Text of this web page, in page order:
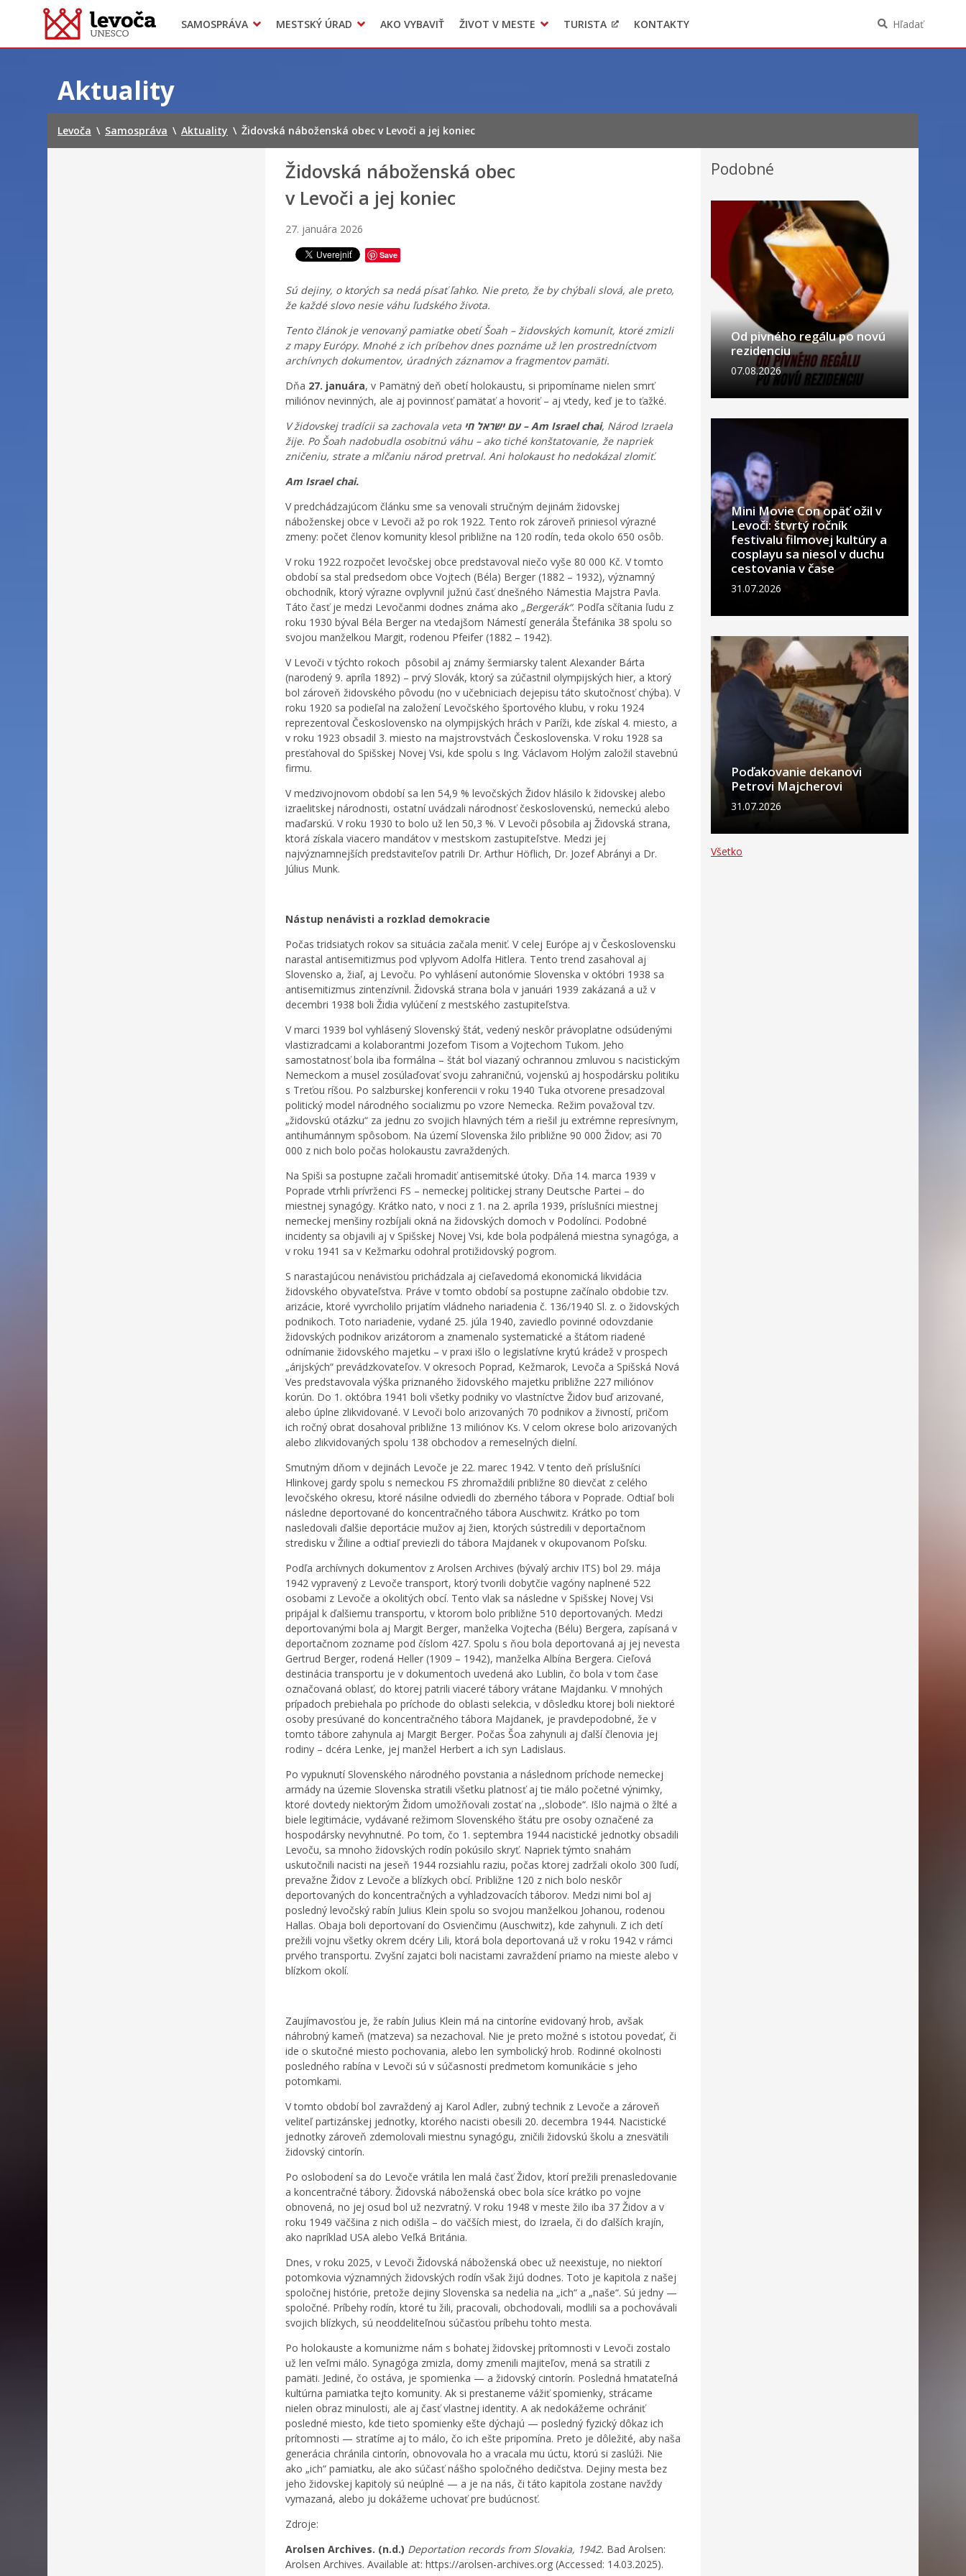
SAMOSPRÁVA
Dokumenty mesta
Transparentné mesto
majetkových pomerov verejného funkcionára
MESTSKÝ ÚRAD
Projekty
Voľba hlavného kontrolóra mesta Levoča
AKO VYBAVIŤ ŽIVOT V MESTE
Doprava
LIMKA
TURISTA KONTAKTY Hľadať
Aktuality
Levoča \ Samospráva \ Aktuality \ Židovská náboženská obec v Levoči a jej koniec
Židovská náboženská obec
v Levoči a jej koniec
27. januára 2026
Save
Sú dejiny, o ktorých sa nedá písať ľahko. Nie preto, že by chýbali slová, ale preto,
že každé slovo nesie váhu ľudského života.
Tento článok je venovaný pamiatke obetí Šoah – židovských komunít, ktoré zmizli
z mapy Európy. Mnohé z ich príbehov dnes poznáme už len prostredníctvom
archívnych dokumentov, úradných záznamov a fragmentov pamäti.
Dňa 27. januára, v Pamätný deň obetí holokaustu, si pripomíname nielen smrť
miliónov nevinných, ale aj povinnosť pamätať a hovoriť – aj vtedy, keď je to ťažké.
V židovskej tradícii sa zachovala veta
עם ישראל חי – Am Israel chai, Národ Izraela
žije. Po Šoah nadobudla osobitnú váhu – ako tiché konštatovanie, že napriek
zničeniu, strate a mlčaniu národ pretrval. Ani holokaust ho nedokázal zlomiť.
Am Israel chai.
V predchádzajúcom článku sme sa venovali stručným dejinám židovskej
náboženskej obce v Levoči až po rok 1922. Tento rok zároveň priniesol výrazné
zmeny: počet členov komunity klesol približne na 120 rodín, teda okolo 650 osôb.
V roku 1922 rozpočet levočskej obce predstavoval niečo vyše 80 000 Kč. V tomto
období sa stal predsedom obce Vojtech (Béla) Berger (1882 – 1932), významný
obchodník, ktorý výrazne ovplyvnil južnú časť dnešného Námestia Majstra Pavla.
Táto časť je medzi Levočanmi dodnes známa ako „Bergerák“. Podľa sčítania ľudu z
roku 1930 býval Béla Berger na vtedajšom Námestí generála Štefánika 38 spolu so
svojou manželkou Margit, rodenou Pfeifer (1882 – 1942).
V Levoči v týchto rokoch pôsobil aj známy šermiarsky talent Alexander Bárta
(narodený 9. apríla 1892) – prvý Slovák, ktorý sa zúčastnil olympijských hier, a ktorý
bol zároveň židovského pôvodu (no v učebniciach dejepisu táto skutočnosť chýba). V
roku 1920 sa podieľal na založení Levočského športového klubu, v roku 1924
reprezentoval Československo na olympijských hrách v Paríži, kde získal 4. miesto, a
v roku 1923 obsadil 3. miesto na majstrovstvách Československa. V roku 1928 sa
presťahoval do Spišskej Novej Vsi, kde spolu s Ing. Václavom Holým založil stavebnú
firmu.
V medzivojnovom období sa len 54,9 % levočských Židov hlásilo k židovskej alebo
izraelitskej národnosti, ostatní uvádzali národnosť československú, nemeckú alebo
maďarskú. V roku 1930 to bolo už len 50,3 %. V Levoči pôsobila aj Židovská strana,
ktorá získala viacero mandátov v mestskom zastupiteľstve. Medzi jej
najvýznamnejších predstaviteľov patrili Dr. Arthur Höflich, Dr. Jozef Abrányi a Dr.
Július Munk.
Nástup nenávisti a rozklad demokracie
Počas tridsiatych rokov sa situácia začala meniť. V celej Európe aj v Československu
narastal antisemitizmus pod vplyvom Adolfa Hitlera. Tento trend zasahoval aj
Slovensko a, žiaľ, aj Levoču. Po vyhlásení autonómie Slovenska v októbri 1938 sa
antisemitizmus zintenzívnil. Židovská strana bola v januári 1939 zakázaná a už v
decembri 1938 boli Židia vylúčení z mestského zastupiteľstva.
V marci 1939 bol vyhlásený Slovenský štát, vedený neskôr právoplatne odsúdenými
vlastizradcami a kolaborantmi Jozefom Tisom a Vojtechom Tukom. Jeho
samostatnosť bola iba formálna – štát bol viazaný ochrannou zmluvou s nacistickým
Nemeckom a musel zosúlaďovať svoju zahraničnú, vojenskú aj hospodársku politiku
s Treťou ríšou. Po salzburskej konferencii v roku 1940 Tuka otvorene presadzoval
politický model národného socializmu po vzore Nemecka. Režim považoval tzv.
„židovskú otázku“ za jednu zo svojich hlavných tém a riešil ju extrémne represívnym,
antihumánnym spôsobom. Na území Slovenska žilo približne 90 000 Židov; asi 70
000 z nich bolo počas holokaustu zavraždených.
Na Spiši sa postupne začali hromadiť antisemitské útoky. Dňa 14. marca 1939 v
Poprade vtrhli prívrženci FS – nemeckej politickej strany Deutsche Partei – do
miestnej synagógy. Krátko nato, v noci z 1. na 2. apríla 1939, príslušníci miestnej
nemeckej menšiny rozbíjali okná na židovských domoch v Podolínci. Podobné
incidenty sa objavili aj v Spišskej Novej Vsi, kde bola podpálená miestna synagóga, a
v roku 1941 sa v Kežmarku odohral protižidovský pogrom.
S narastajúcou nenávisťou prichádzala aj cieľavedomá ekonomická likvidácia
židovského obyvateľstva. Práve v tomto období sa postupne začínalo obdobie tzv.
arizácie, ktoré vyvrcholilo prijatím vládneho nariadenia č. 136/1940 Sl. z. o židovských
podnikoch. Toto nariadenie, vydané 25. júla 1940, zaviedlo povinné odovzdanie
židovských podnikov arizátorom a znamenalo systematické a štátom riadené
odnímanie židovského majetku – v praxi išlo o legislatívne krytú krádež v prospech
„árijských“ prevádzkovateľov. V okresoch Poprad, Kežmarok, Levoča a Spišská Nová
Ves predstavovala výška priznaného židovského majetku približne 227 miliónov
korún. Do 1. októbra 1941 boli všetky podniky vo vlastníctve Židov buď arizované,
alebo úplne zlikvidované. V Levoči bolo arizovaných 70 podnikov a živností, pričom
ich ročný obrat dosahoval približne 13 miliónov Ks. V celom okrese bolo arizovaných
alebo zlikvidovaných spolu 138 obchodov a remeselných dielní.
Smutným dňom v dejinách Levoče je 22. marec 1942. V tento deň príslušníci
Hlinkovej gardy spolu s nemeckou FS zhromaždili približne 80 dievčat z celého
levočského okresu, ktoré násilne odviedli do zberného tábora v Poprade. Odtiaľ boli
následne deportované do koncentračného tábora Auschwitz. Krátko po tom
nasledovali ďalšie deportácie mužov aj žien, ktorých sústredili v deportačnom
stredisku v Žiline a odtiaľ previezli do tábora Majdanek v okupovanom Poľsku.
Podľa archívnych dokumentov z Arolsen Archives (bývalý archiv ITS) bol 29. mája
1942 vypravený z Levoče transport, ktorý tvorili dobytčie vagóny naplnené 522
osobami z Levoče a okolitých obcí. Tento vlak sa následne v Spišskej Novej Vsi
pripájal k ďalšiemu transportu, v ktorom bolo približne 510 deportovaných. Medzi
deportovanými bola aj Margit Berger, manželka Vojtecha (Bélu) Bergera, zapísaná v
deportačnom zozname pod číslom 427. Spolu s ňou bola deportovaná aj jej nevesta
Gertrud Berger, rodená Heller (1909 – 1942), manželka Albína Bergera. Cieľová
destinácia transportu je v dokumentoch uvedená ako Lublin, čo bola v tom čase
označovaná oblasť, do ktorej patrili viaceré tábory vrátane Majdanku. V mnohých
prípadoch prebiehala po príchode do oblasti selekcia, v dôsledku ktorej boli niektoré
osoby presúvané do koncentračného tábora Majdanek, je pravdepodobné, že v
tomto tábore zahynula aj Margit Berger. Počas Šoa zahynuli aj ďalší členovia jej
rodiny – dcéra Lenke, jej manžel Herbert a ich syn Ladislaus.
Po vypuknutí Slovenského národného povstania a následnom príchode nemeckej
armády na územie Slovenska stratili všetku platnosť aj tie málo početné výnimky,
ktoré dovtedy niektorým Židom umožňovali zostať na ,,slobode“. Išlo najmä o žlté a
biele legitimácie, vydávané režimom Slovenského štátu pre osoby označené za
hospodársky nevyhnutné. Po tom, čo 1. septembra 1944 nacistické jednotky obsadili
Levoču, sa mnoho židovských rodín pokúsilo skryť. Napriek týmto snahám
uskutočnili nacisti na jeseň 1944 rozsiahlu raziu, počas ktorej zadržali okolo 300 ľudí,
prevažne Židov z Levoče a blízkych obcí. Približne 120 z nich bolo neskôr
deportovaných do koncentračných a vyhladzovacích táborov. Medzi nimi bol aj
posledný levočský rabín Julius Klein spolu so svojou manželkou Johanou, rodenou
Hallas. Obaja boli deportovaní do Osvienčimu (Auschwitz), kde zahynuli. Z ich detí
prežili vojnu všetky okrem dcéry Lili, ktorá bola deportovaná už v roku 1942 v rámci
prvého transportu. Zvyšní zajatci boli nacistami zavraždení priamo na mieste alebo v
blízkom okolí.
Zaujímavosťou je, že rabín Julius Klein má na cintoríne evidovaný hrob, avšak
náhrobný kameň (matzeva) sa nezachoval. Nie je preto možné s istotou povedať, či
ide o skutočné miesto pochovania, alebo len symbolický hrob. Rodinné okolnosti
posledného rabína v Levoči sú v súčasnosti predmetom komunikácie s jeho
potomkami.
V tomto období bol zavraždený aj Karol Adler, zubný technik z Levoče a zároveň
veliteľ partizánskej jednotky, ktorého nacisti obesili 20. decembra 1944. Nacistické
jednotky zároveň zdemolovali miestnu synagógu, zničili židovskú školu a znesvätili
židovský cintorín.
Po oslobodení sa do Levoče vrátila len malá časť Židov, ktorí prežili prenasledovanie
a koncentračné tábory. Židovská náboženská obec bola síce krátko po vojne
obnovená, no jej osud bol už nezvratný. V roku 1948 v meste žilo iba 37 Židov a v
roku 1949 väčšina z nich odišla – do väčších miest, do Izraela, či do ďalších krajín,
ako napríklad USA alebo Veľká Británia.
Dnes, v roku 2025, v Levoči Židovská náboženská obec už neexistuje, no niektorí
potomkovia významných židovských rodín však žijú dodnes. Toto je kapitola z našej
spoločnej histórie, pretože dejiny Slovenska sa nedelia na „ich“ a „naše“. Sú jedny —
spoločné. Príbehy rodín, ktoré tu žili, pracovali, obchodovali, modlili sa a pochovávali
svojich blízkych, sú neoddeliteľnou súčasťou príbehu tohto mesta.
Po holokauste a komunizme nám s bohatej židovskej prítomnosti v Levoči zostalo
už len veľmi málo. Synagóga zmizla, domy zmenili majiteľov, mená sa stratili z
pamäti. Jediné, čo ostáva, je spomienka — a židovský cintorín. Posledná hmatateľná
kultúrna pamiatka tejto komunity. Ak si prestaneme vážiť spomienky, strácame
nielen obraz minulosti, ale aj časť vlastnej identity. A ak nedokážeme ochrániť
posledné miesto, kde tieto spomienky ešte dýchajú — posledný fyzický dôkaz ich
prítomnosti — stratíme aj to málo, čo ich ešte pripomína. Preto je dôležité, aby naša
generácia chránila cintorín, obnovovala ho a vracala mu úctu, ktorú si zaslúži. Nie
ako „ich“ pamiatku, ale ako súčasť nášho spoločného dedičstva. Dejiny mesta bez
jeho židovskej kapitoly sú neúplné — a je na nás, či táto kapitola zostane navždy
vymazaná, alebo ju dokážeme uchovať pre budúcnosť.
Zdroje:
Arolsen Archives. (n.d.) Deportation records from Slovakia, 1942. Bad Arolsen:
Arolsen Archives. Available at: https://arolsen-archives.org (Accessed: 14.03.2025).
Podobné
Od pivného regálu po novú
rezidenciu
07.08.2026
Mini Movie Con opäť ožil v
Levoči: štvrtý ročník
festivalu filmovej kultúry a
cosplayu sa niesol v duchu
cestovania v čase
31.07.2026
Poďakovanie dekanovi
Petrovi Majcherovi
31.07.2026
Všetko